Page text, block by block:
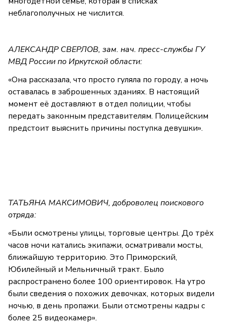
неблагополучных не числится.
АЛЕКСАНДР СВЕРЛОВ, зам. нач. пресс-службы ГУ
МВД России по Иркутской области:
«Она рассказала, что просто гуляла по городу, а ночь
оставалась в заброшенных зданиях. В настоящий
момент её доставляют в отдел полиции, чтобы
передать законным представителям. Полицейским
предстоит выяснить причины поступка девушки».
ТАТЬЯНА МАКСИМОВИЧ, доброволец поискового
отряда:
«Были осмотрены улицы, торговые центры. До трёх
часов ночи катались экипажи, осматривали мосты,
ближайшую территорию. Это Приморский,
Юбилейный и Мельничный тракт. Было
распространено более 100 ориентировок. На утро
были сведения о похожих девочках, которых видели
ночью, в день пропажи. Были отсмотрены кадры с
более 25 видеокамер».